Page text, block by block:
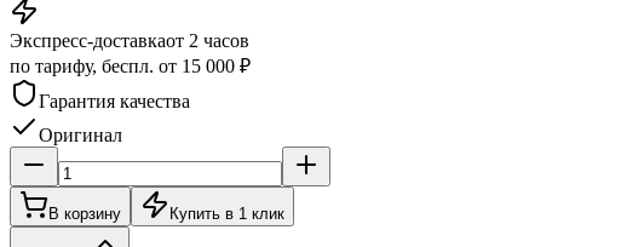
Экспресс-доставкаот 2 часов
по тарифу, беспл. от 15 000 ₽
Гарантия качества
Оригинал
В корзину Купить в 1 клик